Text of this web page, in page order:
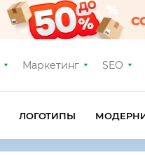
Маркетинг SEO
ЛОГОТИПЫ